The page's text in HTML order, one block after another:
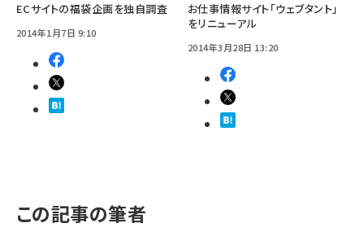
ECサイトの福袋企画を独自調査
2014年1月7日 9:10
お仕事情報サイト「ウェブタント」
をリニューアル
2014年3月28日 13:20
この記事の筆者